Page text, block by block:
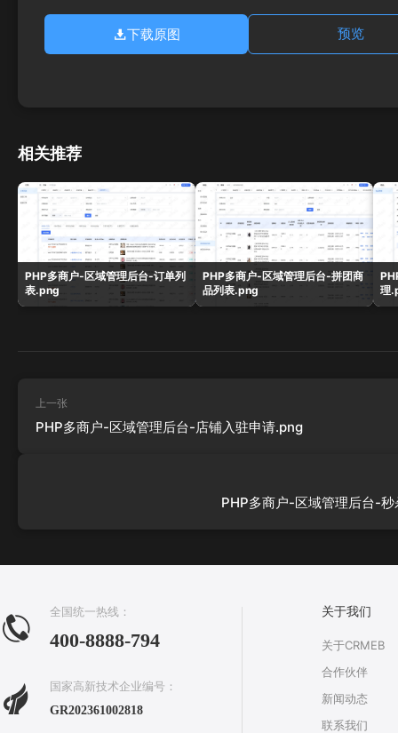
下载原图 预览
相关推荐
PHP多商户-区域管理后台-订单列
表.png
PHP多商户-区域管理后台-拼团商
品列表.png
理
上一张
PHP多商户-区域管理后台-店铺入驻申请.png
PHP多商户-区域管理后台-
全国统一热线：
400-8888-794
国家高新技术企业编号：
GR202361002818
关于我们
关于CRMEB
合作伙伴
新闻动态
联系我们